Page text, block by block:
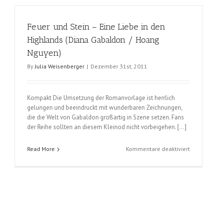
Feuer und Stein – Eine Liebe in den
Highlands (Diana Gabaldon / Hoang
Nguyen)
ByJulia Weisenberger | Dezember 31st, 2011
Kompakt Die Umsetzung der Romanvorlage ist herrlich
gelungen und beeindruckt mit wunderbaren Zeichnungen,
die die Welt von Gabaldon großartig in Szene setzen. Fans
der Reihe sollten an diesem Kleinod nicht vorbeigehen. […]
Read More Kommentare deaktiviertfür